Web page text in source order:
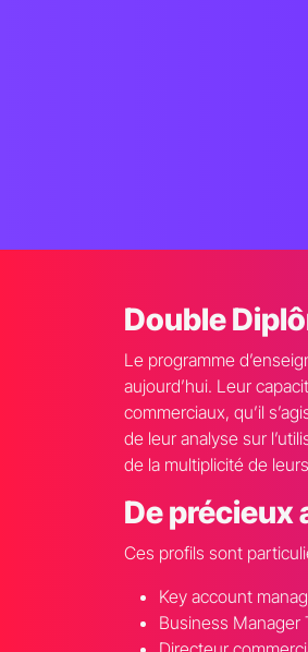
Double
Le programme
aujourd’hui. Leur
commerciaux, qu’il
de leur analyse sur
de la multiplicité de
De précieux
Ces profils sont
Key account
Business Manager